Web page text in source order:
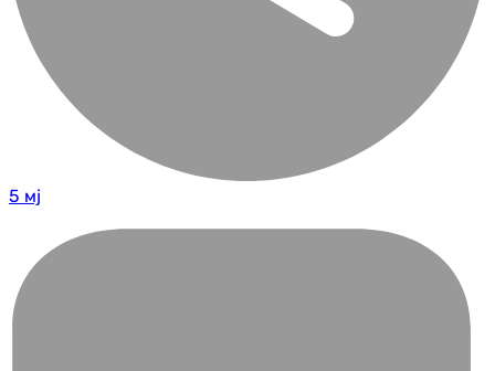
5 мј